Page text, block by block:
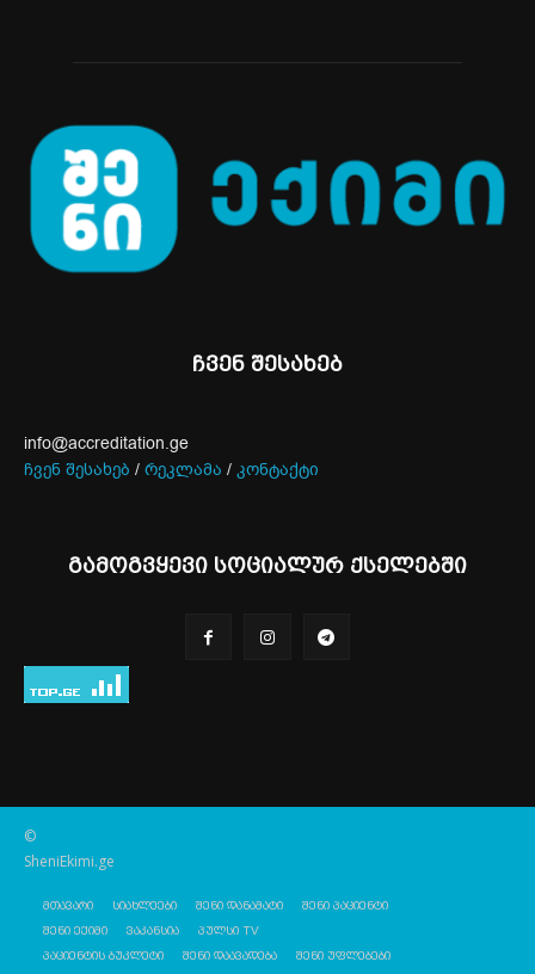
ჩვენ შესახებ
info@accreditation.ge
ჩვენ შესახებ / რეკლამა / კონტაქტი
გამოგვყევი სოციალურ ქსელებში
©
SheniEkimi.ge
მთავარი სიახლეები შენი დანამატი
შენი პაციენტი
შენი ექიმი
ვაკანსია
პულსი TV
პაციენტის ბუკლეტი
შენი დაავადება
შენი უფლებები